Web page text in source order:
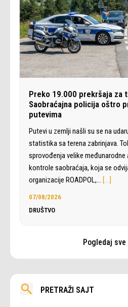
Preko 19.000 prekršaja za
Saobraćajna policija oštro
putevima
Putevi u zemlji našli su se na
statistika sa terena zabrinjava.
sprovođenja velike međunarodne
kontrole saobraćaja, koja se
organizacije ROADPOL,… […]
07/08/2026
DRUŠTVO
Pogledaj
PRETRAŽI SAJT